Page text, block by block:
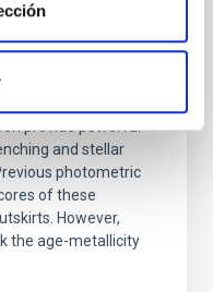
Fe-, and
JWST-
provide powerful
and stellar
photometric
of these
However,
the age-metallicity